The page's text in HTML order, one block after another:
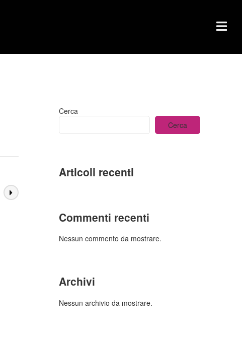
Cerca
Cerca
Articoli recenti
Commenti recenti
Nessun commento da mostrare.
Archivi
Nessun archivio da mostrare.